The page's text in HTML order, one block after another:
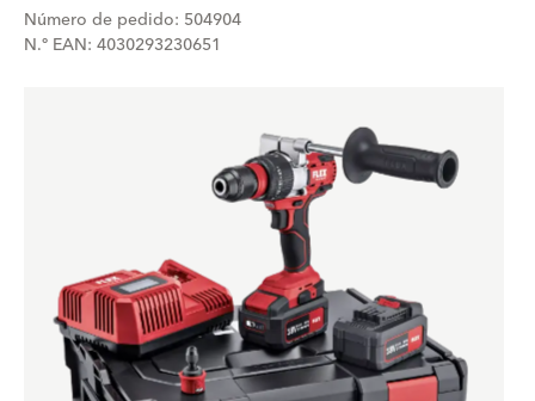
Número de pedido: 504904
N.º EAN: 4030293230651